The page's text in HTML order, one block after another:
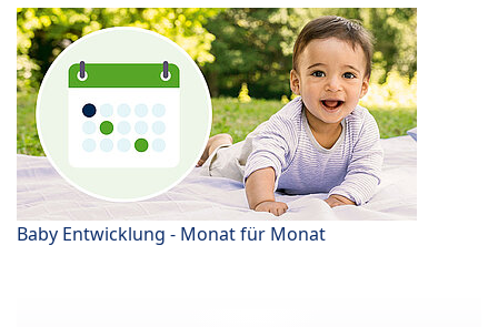
Baby Entwicklung - Monat für Monat